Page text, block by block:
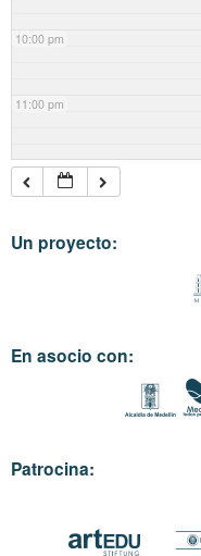
10:00 pm
11:00 pm
Un proyecto:
En asocio con:
Patrocina: